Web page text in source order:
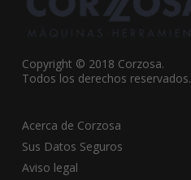
Copyright © 2018 Corzosa.
Todos los derechos reservados.
Acerca de Corzosa
Sus Datos Seguros
Aviso legal